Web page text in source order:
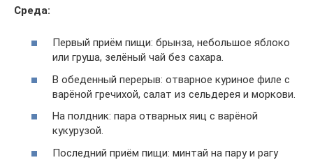
Среда:
Первый приём пищи: брынза, небольшое яблоко
или груша, зелёный чай без сахара.
В обеденный перерыв: отварное куриное филе с
варёной гречихой, салат из сельдерея и моркови.
На полдник: пара отварных яиц с варёной
кукурузой.
Последний приём пищи: минтай на пару и рагу